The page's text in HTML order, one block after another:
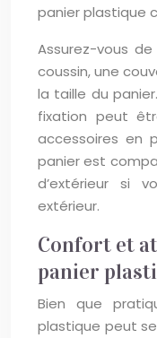
panier plastique
Assurez-vous
coussin, une
la taille du
fixation peut
accessoires en
panier est
d’extérieur si
extérieur.
Confort et
panier
Bien que
plastique peut